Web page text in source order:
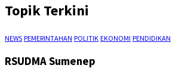
Topik Terkini
NEWS PEMERINTAHAN POLITIK EKONOMI PENDIDIKAN
RSUDMA Sumenep